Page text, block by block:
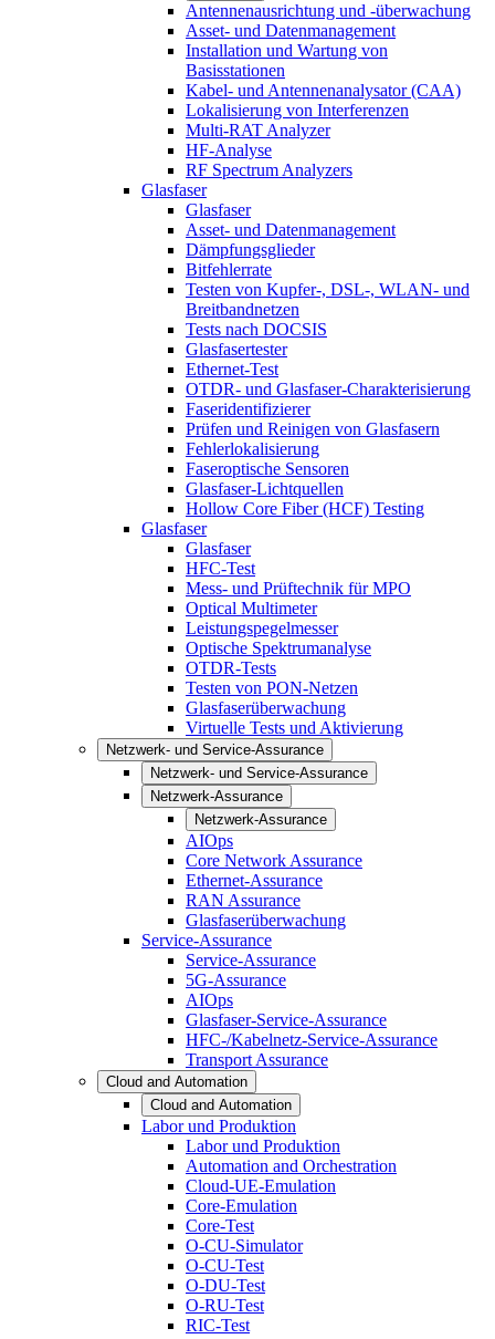
Antennenausrichtung und -überwachung
Asset- und Datenmanagement
Installation und Wartung von
Basisstationen
Kabel- und Antennenanalysator (CAA)
Lokalisierung von Interferenzen
Multi-RAT Analyzer
HF-Analyse
RF Spectrum Analyzers
Glasfaser
Glasfaser
Asset- und Datenmanagement
Dämpfungsglieder
Bitfehlerrate
Testen von Kupfer-, DSL-, WLAN- und
Breitbandnetzen
Tests nach DOCSIS
Glasfasertester
Ethernet-Test
OTDR- und Glasfaser-Charakterisierung
Faseridentifizierer
Prüfen und Reinigen von Glasfasern
Fehlerlokalisierung
Faseroptische Sensoren
Glasfaser-Lichtquellen
Hollow Core Fiber (HCF) Testing
Glasfaser
Glasfaser
HFC-Test
Mess- und Prüftechnik für MPO
Optical Multimeter
Leistungspegelmesser
Optische Spektrumanalyse
OTDR-Tests
Testen von PON-Netzen
Glasfaserüberwachung
Virtuelle Tests und Aktivierung
Netzwerk- und Service-Assurance
Netzwerk- und Service-Assurance
Netzwerk-Assurance
Netzwerk-Assurance
AIOps
Core Network Assurance
Ethernet-Assurance
RAN Assurance
Glasfaserüberwachung
Service-Assurance
Service-Assurance
5G-Assurance
AIOps
Glasfaser-Service-Assurance
HFC-/Kabelnetz-Service-Assurance
Transport Assurance
Cloud and Automation
Cloud and Automation
Labor und Produktion
Labor und Produktion
Automation and Orchestration
Cloud-UE-Emulation
Core-Emulation
Core-Test
O-CU-Simulator
O-CU-Test
O-DU-Test
O-RU-Test
RIC-Test